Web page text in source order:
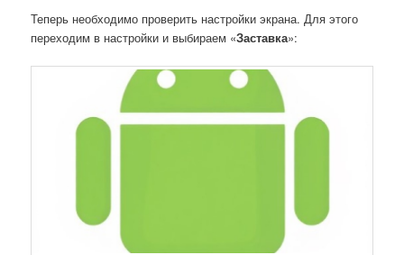
Теперь необходимо проверить настройки экрана. Для этого
переходим в настройки и выбираем «Заставка»: